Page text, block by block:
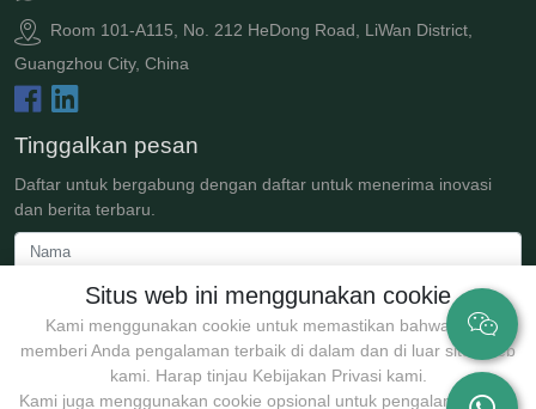
Situs web ini menggunakan cookie
Kami menggunakan cookie untuk memastikan bahwa kami
memberi Anda pengalaman terbaik di dalam dan di luar situs web
kami. Harap tinjau Kebijakan Privasi kami.
Kami juga menggunakan cookie opsional untuk pengalaman yang
Room 101-A115, No. 212 HeDong Road, LiWan District,
Guangzhou City, China
Tinggalkan pesan
Daftar untuk bergabung dengan daftar untuk menerima inovasi
dan berita terbaru.